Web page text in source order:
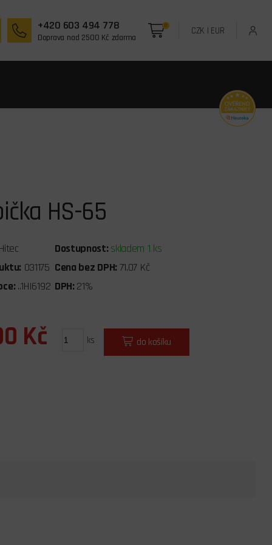
+420 603 494 778
Doprava nad 2500 Kč zdarma
0 CZK | EUR
HS-65
Dostupnost: skladem 1 ks
031175 Cena bez DPH: 71,07 Kč
..1HI6192 DPH: 21%
Kč ks do košíku